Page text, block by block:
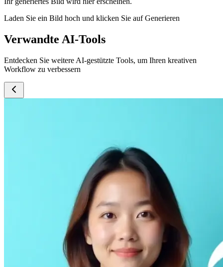
Laden Sie ein Bild hoch und klicken Sie auf Generieren
Verwandte AI-Tools
Entdecken Sie weitere AI-gestützte Tools, um Ihren kreativen
Workflow zu verbessern